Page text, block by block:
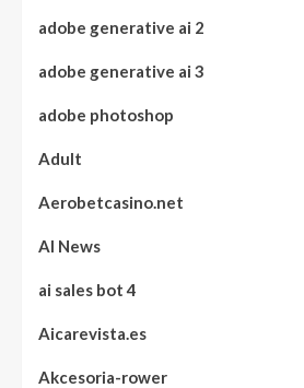
adobe generative ai 2
adobe generative ai 3
adobe photoshop
Adult
Aerobetcasino.net
AI News
ai sales bot 4
Aicarevista.es
Akcesoria-rower